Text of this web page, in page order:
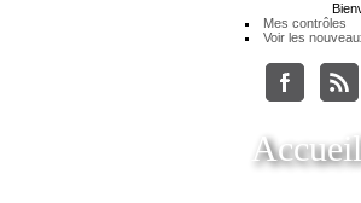
Mes contrôles
Voir les
Accueil